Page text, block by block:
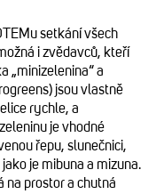
setkání všech
i zvědavců, kteří
„minizelenina“ a
jsou vlastně
rychle, a
je vhodné
řepu, slunečnici,
je mibuna a mizuna.
na prostor a chutná